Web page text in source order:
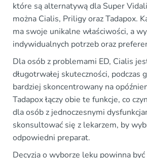
które są alternatywą dla Super
można Cialis, Priligy oraz Tadapox.
ma swoje unikalne właściwości, a
indywidualnych potrzeb oraz
Dla osób z problemami ED, Cialis
długotrwałej skuteczności, podczas
bardziej skoncentrowany na
Tadapox łączy obie te funkcje, co
dla osób z jednoczesnymi
skonsultować się z lekarzem, by
odpowiedni preparat.
Decyzja o wyborze leku powinna